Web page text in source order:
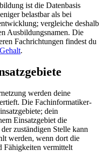
ist die Datenbasis
belastbar als bei
vergleiche deshalb
Ausbildungsnamen. Die
Fachrichtungen findest du
.
werden deine
Die Fachinformatiker-
dein
Einsatzgebiet die
zuständigen Stelle kann
werden, wenn dort die
Fähigkeiten vermittelt